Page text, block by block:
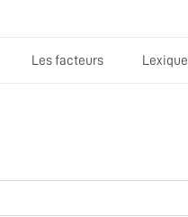
Les facteurs Lexique